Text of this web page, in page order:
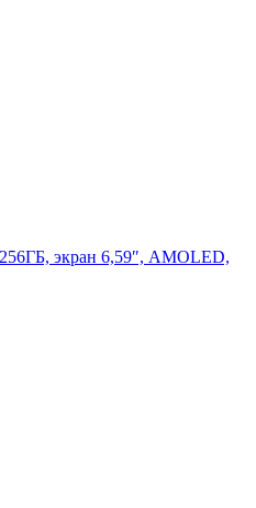
экран 6,59″, AMOLED,